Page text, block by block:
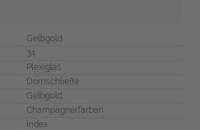
Gelbgold
34
Plexiglas
Dornschließe
Gelbgold
Champagnerfarben
Index